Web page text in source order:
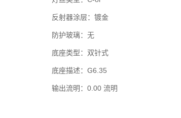
反射器涂层：镀金
防护玻璃：无
底座类型：双针式
底座描述：G6.35
输出流明：0.00 流明